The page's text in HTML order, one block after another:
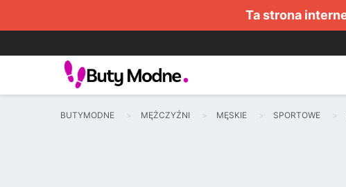
Ta strona
BUTYMODNE MĘŻCZYŹNI MĘSKIE SPORTOWE